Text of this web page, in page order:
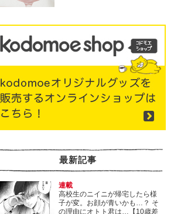
最新記事
連載
高校生のニイニが帰宅したら様
子が変。お顔が青いかも…？ そ
の理由にオトト君は…【10歳差